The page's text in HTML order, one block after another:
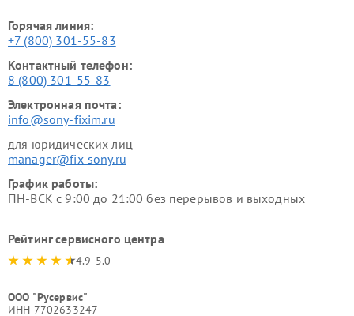
Горячая линия:
+7 (800) 301-55-83
Контактный телефон:
8 (800) 301-55-83
Электронная почта:
info@sony-fixim.ru
для юридических лиц
manager@fix-sony.ru
График работы:
ПН-ВСК с 9:00 до 21:00 без перерывов и выходных
Рейтинг сервисного центра
4.9-5.0
ООО "Русервис"
ИНН 7702633247